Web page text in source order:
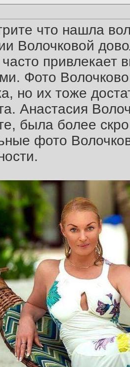
что нашла
Волочковой
часто
Фото
но их тоже
Анастасия
была более
фото